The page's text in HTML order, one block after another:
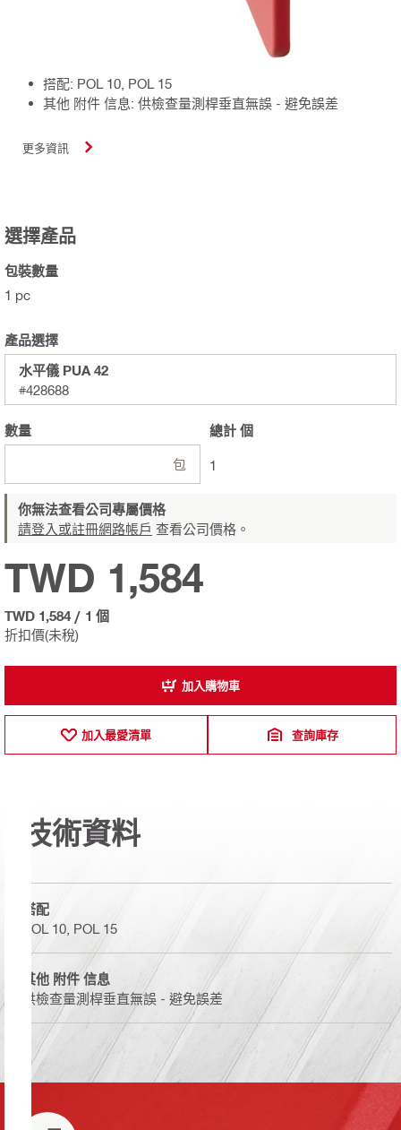
搭配: POL 10, POL 15
其他 附件 信息: 供檢查量測桿垂直無誤 - 避免誤差
更多資訊
選擇產品
包裝數量
1 pc
產品選擇
水平儀 PUA 42
#428688
數量
包
總計 個
1
你無法查看公司專屬價格
請登入或註冊網路帳戶 查看公司價格。
折扣價(未稅)
TWD 1,584
TWD 1,584 / 1 個
加入購物車
加入最愛清單 查詢庫存
技術資料
搭配
POL 10, POL 15
其他 附件 信息
供檢查量測桿垂直無誤 - 避免誤差